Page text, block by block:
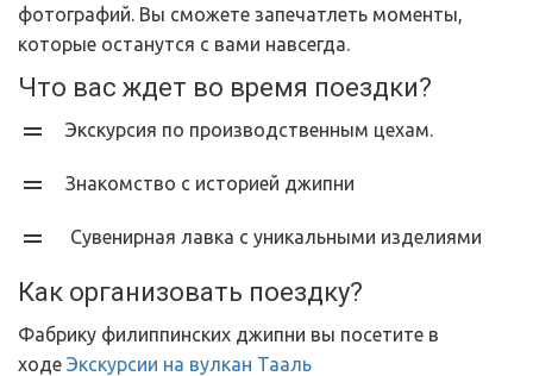
фотографий. Вы сможете запечатлеть моменты,
которые останутся с вами навсегда.
Что вас ждет во время поездки?
Экскурсия по производственным цехам.
Знакомство с историей джипни
Сувенирная лавка с уникальными изделиями
Как организовать поездку?
Фабрику филиппинских джипни вы посетите в
ходе Экскурсии на вулкан Тааль